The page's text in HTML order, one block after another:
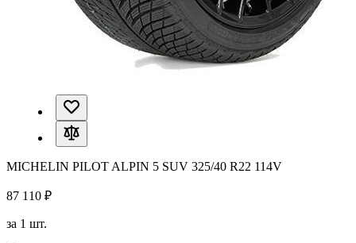
MICHELIN PILOT ALPIN 5 SUV 325/40 R22 114V
87 110 ₽
за 1 шт.